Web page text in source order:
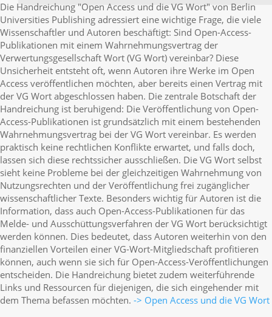
Die Handreichung "Open Access und die VG Wort" von Berlin
Universities Publishing adressiert eine wichtige Frage, die viele
Wissenschaftler und Autoren beschäftigt: Sind Open-Access-
Publikationen mit einem Wahrnehmungsvertrag der
Verwertungsgesellschaft Wort (VG Wort) vereinbar? Diese
Unsicherheit entsteht oft, wenn Autoren ihre Werke im Open
Access veröffentlichen möchten, aber bereits einen Vertrag mit
der VG Wort abgeschlossen haben. Die zentrale Botschaft der
Handreichung ist beruhigend: Die Veröffentlichung von Open-
Access-Publikationen ist grundsätzlich mit einem bestehenden
Wahrnehmungsvertrag bei der VG Wort vereinbar. Es werden
praktisch keine rechtlichen Konflikte erwartet, und falls doch,
lassen sich diese rechtssicher ausschließen. Die VG Wort selbst
sieht keine Probleme bei der gleichzeitigen Wahrnehmung von
Nutzungsrechten und der Veröffentlichung frei zugänglicher
wissenschaftlicher Texte. Besonders wichtig für Autoren ist die
Information, dass auch Open-Access-Publikationen für das
Melde- und Ausschüttungsverfahren der VG Wort berücksichtigt
werden können. Dies bedeutet, dass Autoren weiterhin von den
finanziellen Vorteilen einer VG-Wort-Mitgliedschaft profitieren
können, auch wenn sie sich für Open-Access-Veröffentlichungen
entscheiden. Die Handreichung bietet zudem weiterführende
Links und Ressourcen für diejenigen, die sich eingehender mit
dem Thema befassen möchten. -> Open Access und die VG Wort